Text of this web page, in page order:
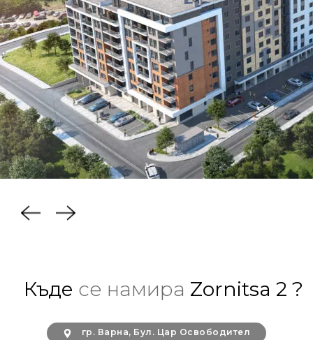
Къде се намира Zornitsa 2 ?
гр. Варна, Бул. Цар Освободител